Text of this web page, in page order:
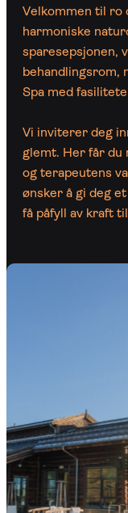
Velkommen til
harmoniske
sparesepsjonen,
behandlingsrom,
Spa med
Vi inviterer deg
glemt. Her får du
og terapeutens
ønsker å gi deg
få påfyll av kraft